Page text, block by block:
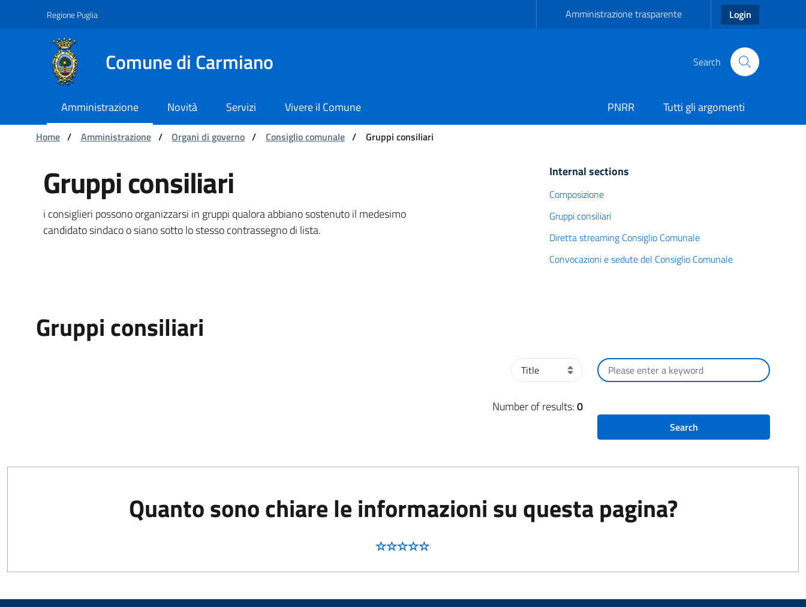
Navigation
Skip to ContentRegione Puglia Amministrazione trasparente Login
Comune di Carmiano Search
Amministrazione Novità Servizi Vivere il Comune PNRR
Tutti gli argomenti
You are:
Home / Amministrazione / Organi di governo / Consiglio comunale / Gruppi consiliari
Gruppi consiliari - Comune di Carmiano
Gruppi consiliari
i consiglieri possono organizzarsi in gruppi qualora abbiano sostenuto il medesimo
candidato sindaco o siano sotto lo stesso contrassegno di lista.
Internal sections
Composizione
Gruppi consiliari
Diretta streaming Consiglio Comunale
Convocazioni e sedute del Consiglio Comunale
Gruppi consiliari
Sort order
Number of results:0
Search by text
Search
Quanto sono chiare le informazioni su questa pagina?